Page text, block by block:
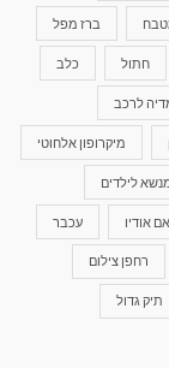
ברז מפל
חתול כלב
לרכב
מיקרופון אלחוטי
לילדים
אודיו עכבר
רחפן צילום
תיק גדול